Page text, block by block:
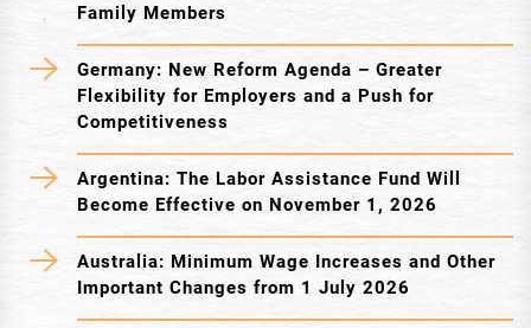
Family Members
Germany: New Reform Agenda – Greater
Flexibility for Employers and a Push for
Competitiveness
Argentina: The Labor Assistance Fund Will
Become Effective on November 1, 2026
Australia: Minimum Wage Increases and Other
Important Changes from 1 July 2026